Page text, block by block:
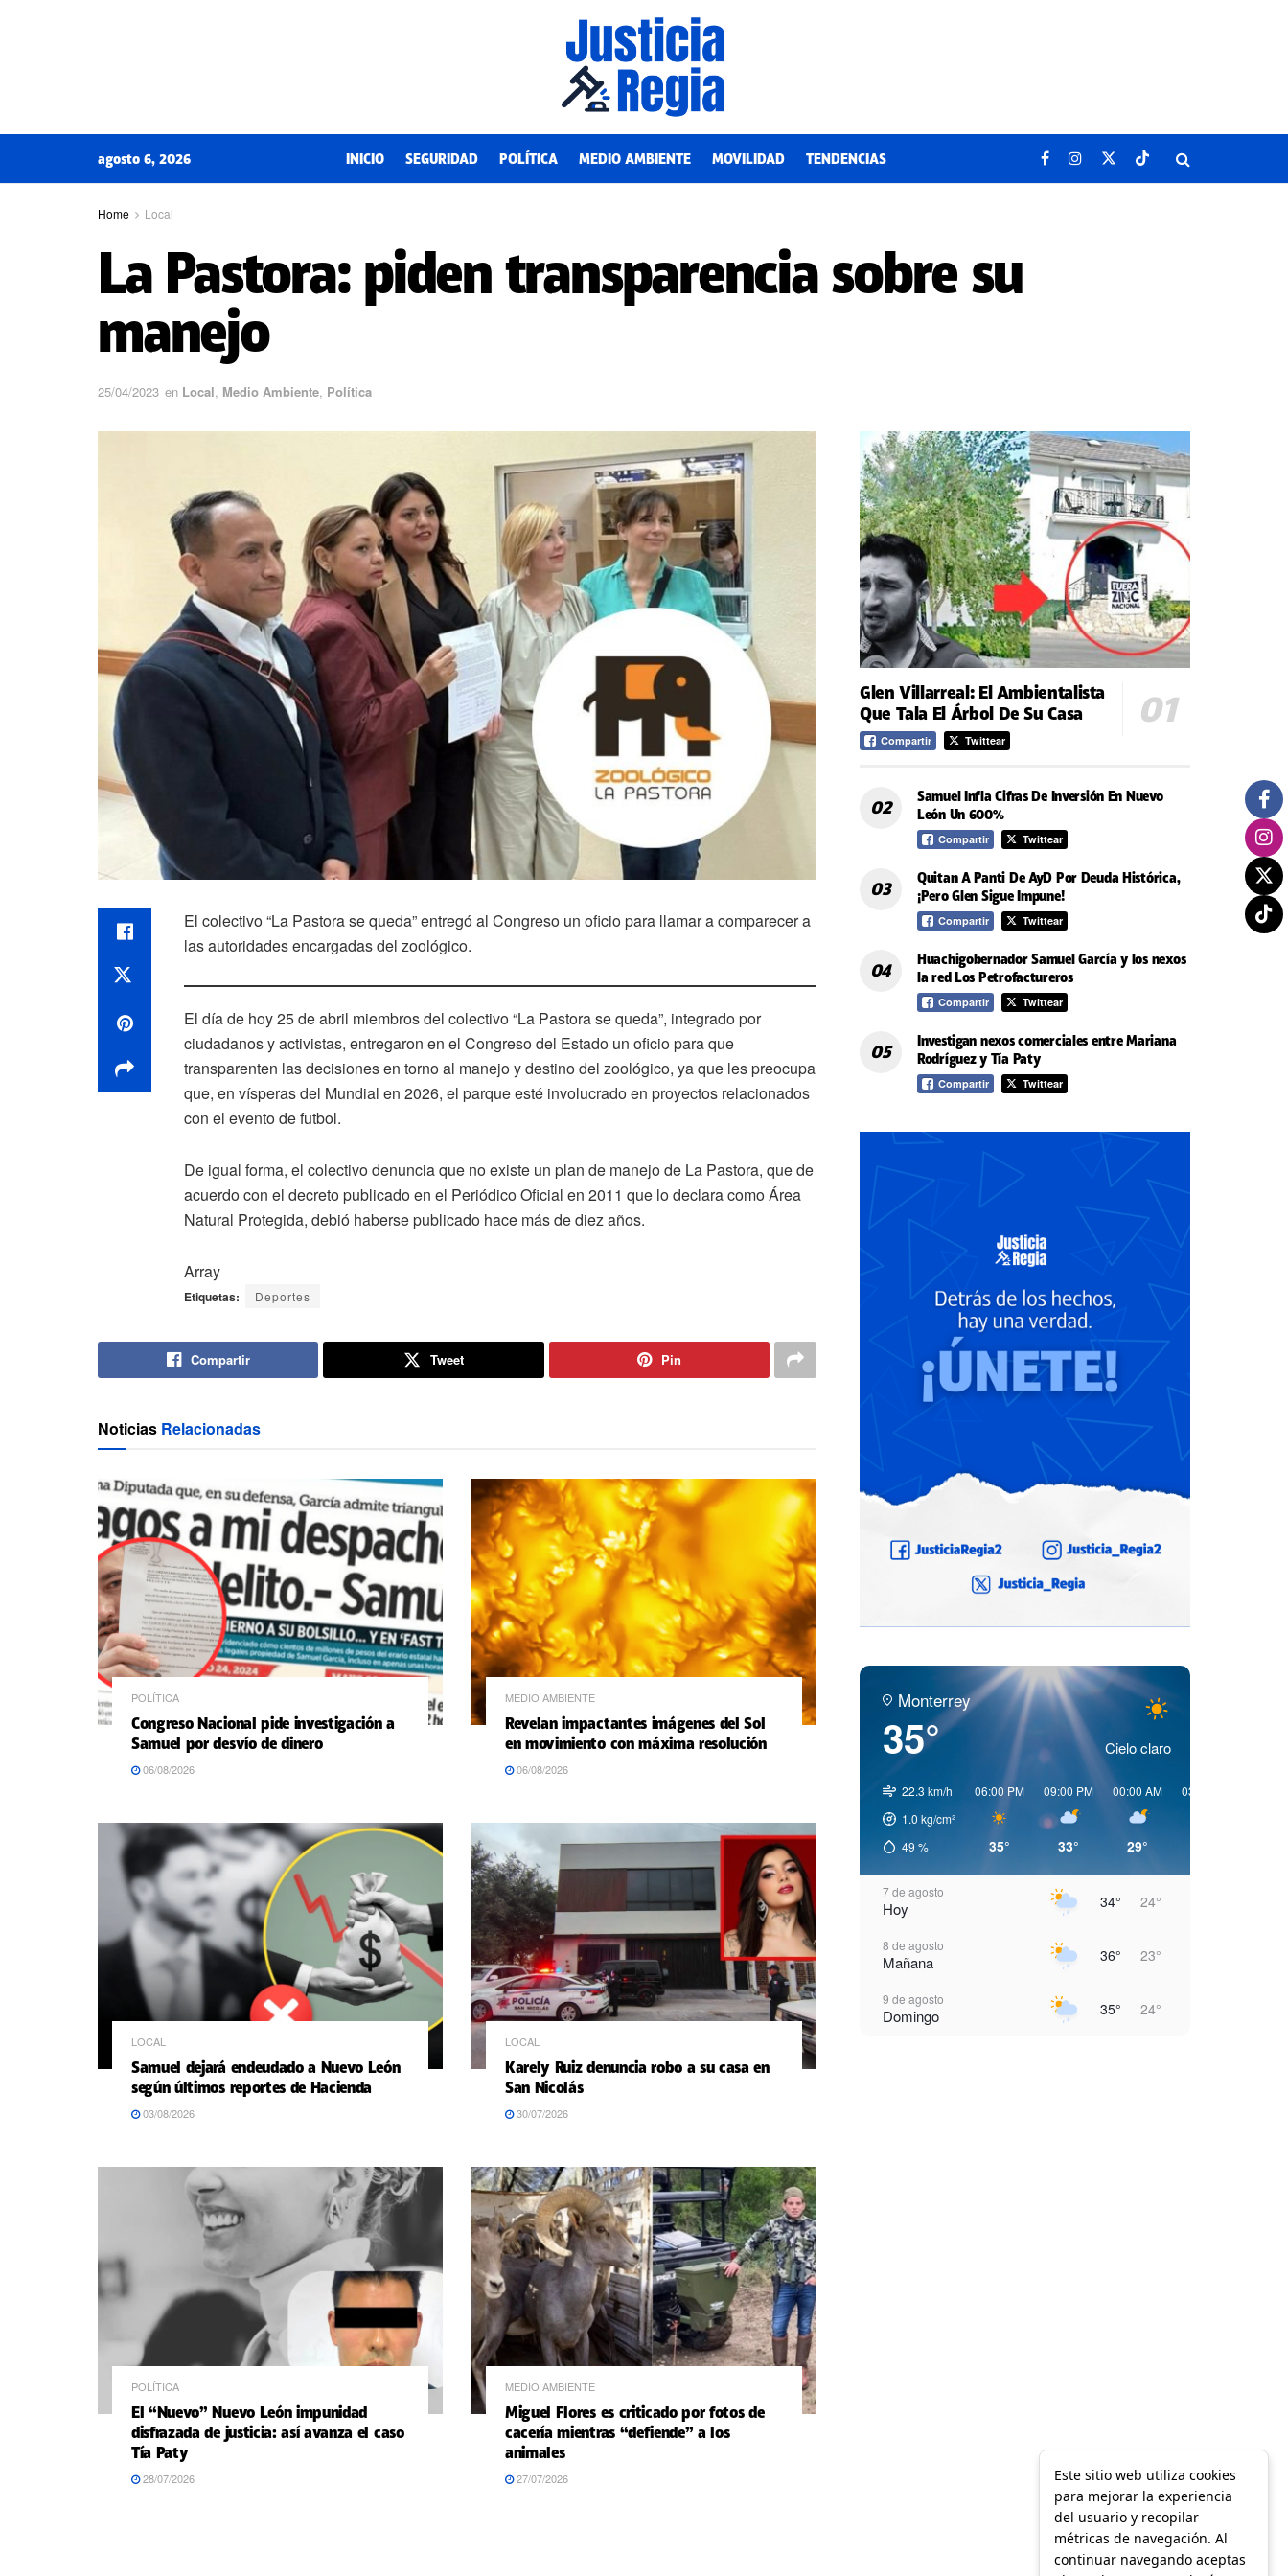
agosto 6, 2026 INICIO SEGURIDAD POLÍTICA MEDIO AMBIENTE MOVILIDAD TENDENCIAS
Home Local
La Pastora: piden transparencia sobre su
manejo
25/04/2023 en Local, Medio Ambiente, Política
El colectivo “La Pastora se queda” entregó al Congreso un oficio para llamar a comparecer a
las autoridades encargadas del zoológico.
El día de hoy 25 de abril miembros del colectivo “La Pastora se queda”, integrado por
ciudadanos y activistas, entregaron en el Congreso del Estado un oficio para que
transparenten las decisiones en torno al manejo y destino del zoológico, ya que les preocupa
que, en vísperas del Mundial en 2026, el parque esté involucrado en proyectos relacionados
con el evento de futbol.
De igual forma, el colectivo denuncia que no existe un plan de manejo de La Pastora, que de
acuerdo con el decreto publicado en el Periódico Oficial en 2011 que lo declara como Área
Natural Protegida, debió haberse publicado hace más de diez años.
Array
Etiquetas: Deportes
Compartir Tweet Pin
Noticias Relacionadas
POLÍTICA
Congreso Nacional pide investigación a
Samuel por desvío de dinero
06/08/2026
MEDIO AMBIENTE
Revelan impactantes imágenes del Sol
en movimiento con máxima resolución
06/08/2026
LOCAL
Samuel dejará endeudado a Nuevo León
según últimos reportes de Hacienda
03/08/2026
LOCAL
Karely Ruiz denuncia robo a su casa en
San Nicolás
30/07/2026
POLÍTICA
El “Nuevo” Nuevo León impunidad
disfrazada de justicia: así avanza el caso
Tía Paty
28/07/2026
MEDIO AMBIENTE
Miguel Flores es criticado por fotos de
cacería mientras “defiende” a los
animales
27/07/2026
Glen Villarreal: El Ambientalista
Que Tala El Árbol De Su Casa
Compartir Twittear
Samuel Infla Cifras De Inversión En Nuevo
León Un 600%
Compartir Twittear
Quitan A Panti De AyD Por Deuda Histórica,
¡Pero Glen Sigue Impune!
Compartir Twittear
Huachigobernador Samuel García y los nexos
la red Los Petrofactureros
Compartir Twittear
Investigan nexos comerciales entre Mariana
Rodríguez y Tía Paty
Compartir Twittear
Monterrey
35° Cielo claro
22.3 km/h
1.0 kg/cm²
49 %
06:00 PM
35°
09:00 PM
33°
00:00 AM
29°
03:00 AM
7 de agosto
Hoy 34° 24°
8 de agosto
Mañana 36° 23°
9 de agosto
Domingo 35° 24°
Este sitio web utiliza cookies
para mejorar la experiencia
del usuario y recopilar
métricas de navegación. Al
continuar navegando aceptas